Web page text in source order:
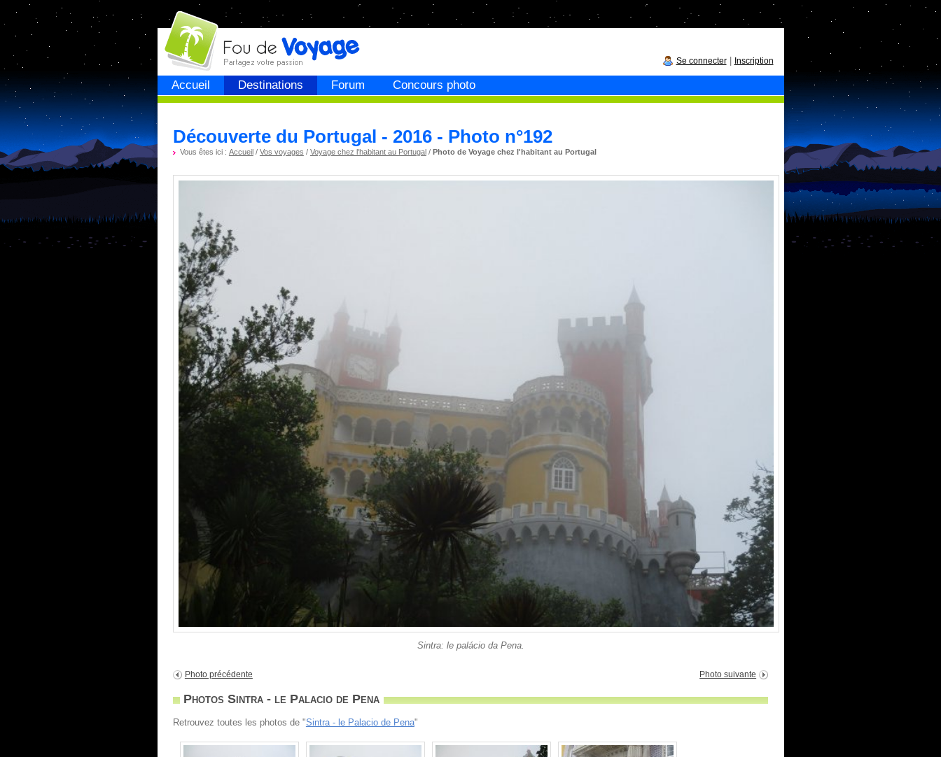
Accueil Destinations Forum Concours photo
Fou devoyage
Se connecter| Inscription
Découverte du Portugal - 2016 - Photo n°192
Vous êtes ici : Accueil/ Vos voyages / Voyage chez l'habitant au Portugal/ Photo de Voyage chez l'habitant au Portugal
Sintra: le palácio da Pena.
Photo précédente Photo suivante
Photos Sintra - le Palacio de Pena
Retrouvez toutes les photos de "Sintra - le Palacio de Pena"